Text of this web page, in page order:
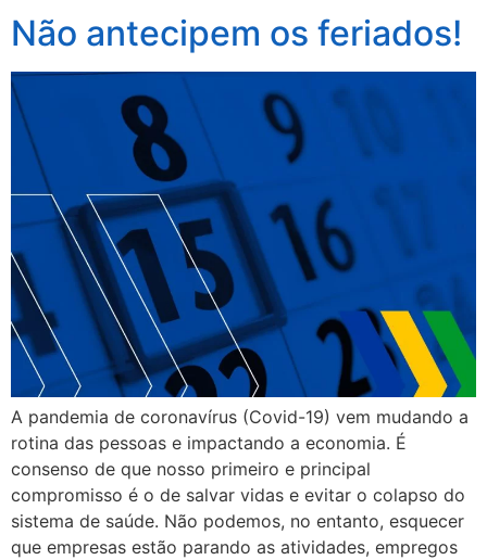
Não antecipem os feriados!
A pandemia de coronavírus (Covid-19) vem mudando a
rotina das pessoas e impactando a economia. É
consenso de que nosso primeiro e principal
compromisso é o de salvar vidas e evitar o colapso do
sistema de saúde. Não podemos, no entanto, esquecer
que empresas estão parando as atividades, empregos